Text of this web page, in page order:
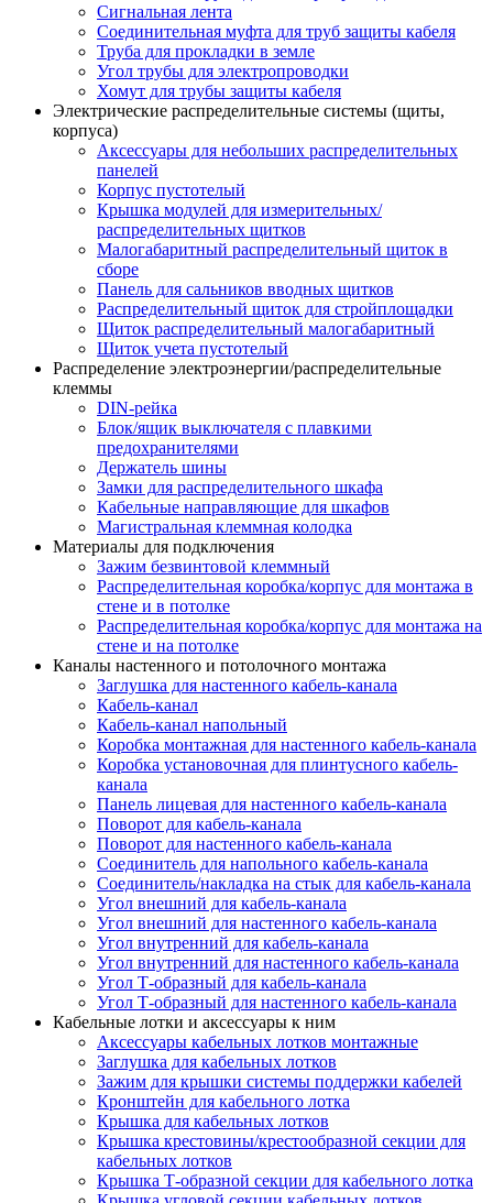
Сигнальная лента
Соединительная муфта для труб защиты кабеля
Труба для прокладки в земле
Угол трубы для электропроводки
Хомут для трубы защиты кабеля
Электрические распределительные системы (щиты,
корпуса)
Аксессуары для небольших распределительных
панелей
Корпус пустотелый
Крышка модулей для измерительных/
распределительных щитков
Малогабаритный распределительный щиток в
сборе
Панель для сальников вводных щитков
Распределительный щиток для стройплощадки
Щиток распределительный малогабаритный
Щиток учета пустотелый
Распределение электроэнергии/распределительные
клеммы
DIN-рейка
Блок/ящик выключателя с плавкими
предохранителями
Держатель шины
Замки для распределительного шкафа
Кабельные направляющие для шкафов
Магистральная клеммная колодка
Материалы для подключения
Зажим безвинтовой клеммный
Распределительная коробка/корпус для монтажа в
стене и в потолке
Распределительная коробка/корпус для монтажа на
стене и на потолке
Каналы настенного и потолочного монтажа
Заглушка для настенного кабель-канала
Кабель-канал
Кабель-канал напольный
Коробка монтажная для настенного кабель-канала
Коробка установочная для плинтусного кабель-
канала
Панель лицевая для настенного кабель-канала
Поворот для кабель-канала
Поворот для настенного кабель-канала
Соединитель для напольного кабель-канала
Соединитель/накладка на стык для кабель-канала
Угол внешний для кабель-канала
Угол внешний для настенного кабель-канала
Угол внутренний для кабель-канала
Угол внутренний для настенного кабель-канала
Угол Т-образный для кабель-канала
Угол Т-образный для настенного кабель-канала
Кабельные лотки и аксессуары к ним
Аксессуары кабельных лотков монтажные
Заглушка для кабельных лотков
Зажим для крышки системы поддержки кабелей
Кронштейн для кабельного лотка
Крышка для кабельных лотков
Крышка крестовины/крестообразной секции для
кабельных лотков
Крышка Т-образной секции для кабельного лотка